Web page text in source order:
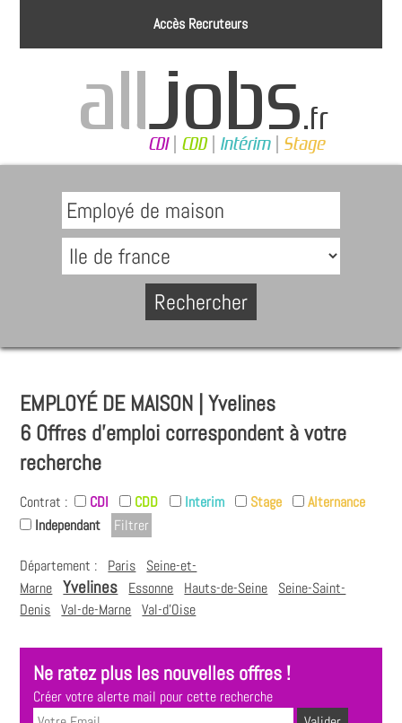
Accès Recruteurs
EMPLOYÉ DE MAISON | Yvelines
6 Offres d'emploi correspondent à votre
recherche
Contrat : CDI CDD Interim Stage
Alternance
Independant
Département : Paris
Seine-et-
Marne Yvelines Essonne Hauts-de-Seine
Seine-Saint-
Denis Val-de-Marne Val-d'Oise
Ne ratez plus les nouvelles offres !
Créer votre alerte mail pour cette recherche